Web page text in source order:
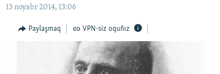
İNSAN AQLARI
VİDEO
13 noyabr 2014, 13:06
Paylaşmaq VPN-siz oquñız